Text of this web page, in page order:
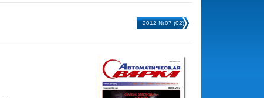
2012 №07 (02)